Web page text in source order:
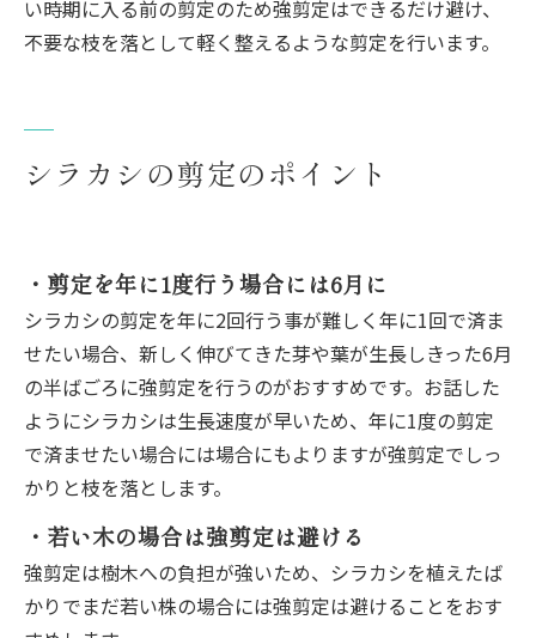
い時期に入る前の剪定のため強剪定はできるだけ避け、
不要な枝を落として軽く整えるような剪定を行います。
シラカシの剪定のポイント
・剪定を年に1度行う場合には6月に
シラカシの剪定を年に2回行う事が難しく年に1回で済ま
せたい場合、新しく伸びてきた芽や葉が生長しきった6月
の半ばごろに強剪定を行うのがおすすめです。お話した
ようにシラカシは生長速度が早いため、年に1度の剪定
で済ませたい場合には場合にもよりますが強剪定でしっ
かりと枝を落とします。
・若い木の場合は強剪定は避ける
強剪定は樹木への負担が強いため、シラカシを植えたば
かりでまだ若い株の場合には強剪定は避けることをおす